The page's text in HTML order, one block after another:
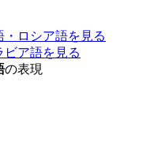
ロシア語を見る
ア語を見る
の表現